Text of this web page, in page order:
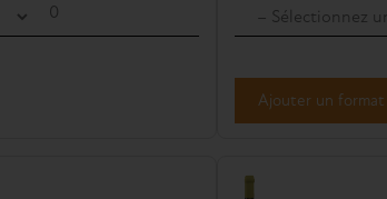
Ajouter un format